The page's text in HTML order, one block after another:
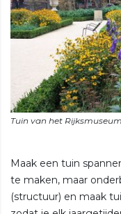
Maak een tuin
te maken, maar
(structuur) en maak